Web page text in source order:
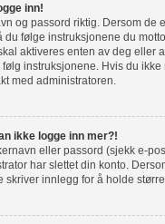
inn!
og passord riktig. Dersom
følge instruksjonene du
aktiveres enten av deg
instruksjonene. Hvis du
med administratoren.
ikke logge inn mer?!
eller passord (sjekk e-
har slettet din konto.
innlegg for å holde